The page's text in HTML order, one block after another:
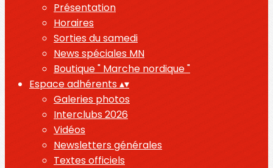
Présentation
Horaires
Sorties du samedi
News spéciales MN
Boutique " Marche nordique "
Espace adhérents▴▾
Galeries photos
Interclubs 2026
Vidéos
Newsletters générales
Textes officiels